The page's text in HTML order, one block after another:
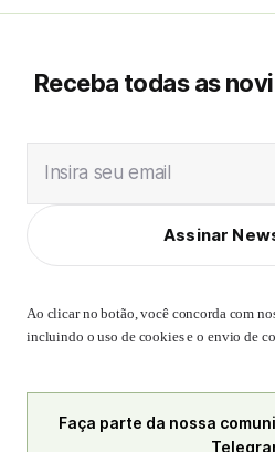
Receba todas as
Insira seu email
Assinar
Ao clicar no botão, você concorda com
incluindo o uso de cookies e o envio de
Faça parte da nossa